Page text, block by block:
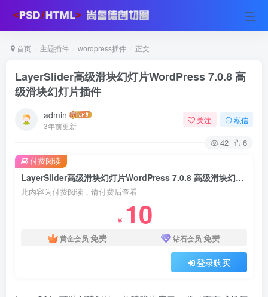
首页 主题插件 wordpress插件 正文
LayerSlider高级滑块幻灯片WordPress 7.0.8 高
级滑块幻灯片插件
admin
3年前更新
关注 私信
42 6
LayerSlider高级滑块幻灯片WordPress 7.0.8 高级滑块幻灯片插件
此内容为付费阅读，请付费后查看
￥ 10
黄金会员 免费 钻石会员 免费
登录购买
付费阅读